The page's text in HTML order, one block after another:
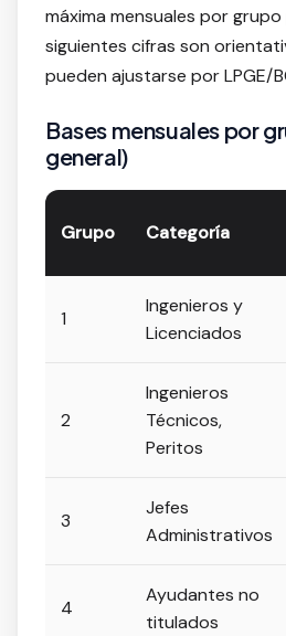
máxima mensuales por
siguientes cifras son
pueden ajustarse por LPGE/
Bases mensuales por
general)
Grupo Categoría
1
Ingenieros y
Licenciados
2
Ingenieros
Técnicos,
Peritos
3
Jefes
Administrativos
4
Ayudantes no
titulados